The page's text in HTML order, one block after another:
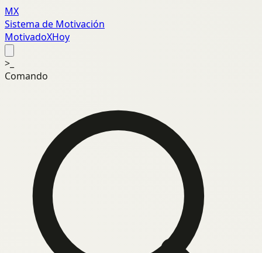
MX
Sistema de Motivación
MotivadoXHoy
>_
Comando